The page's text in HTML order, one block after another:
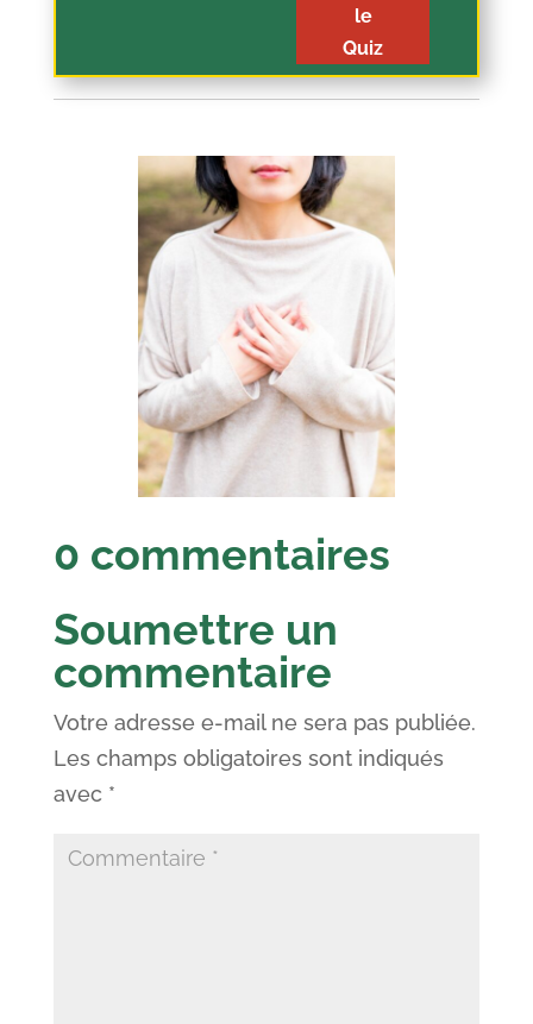
le
Quiz
0 commentaires
Soumettre un
commentaire
Votre adresse e-mail ne sera pas publiée.
Les champs obligatoires sont indiqués
avec *